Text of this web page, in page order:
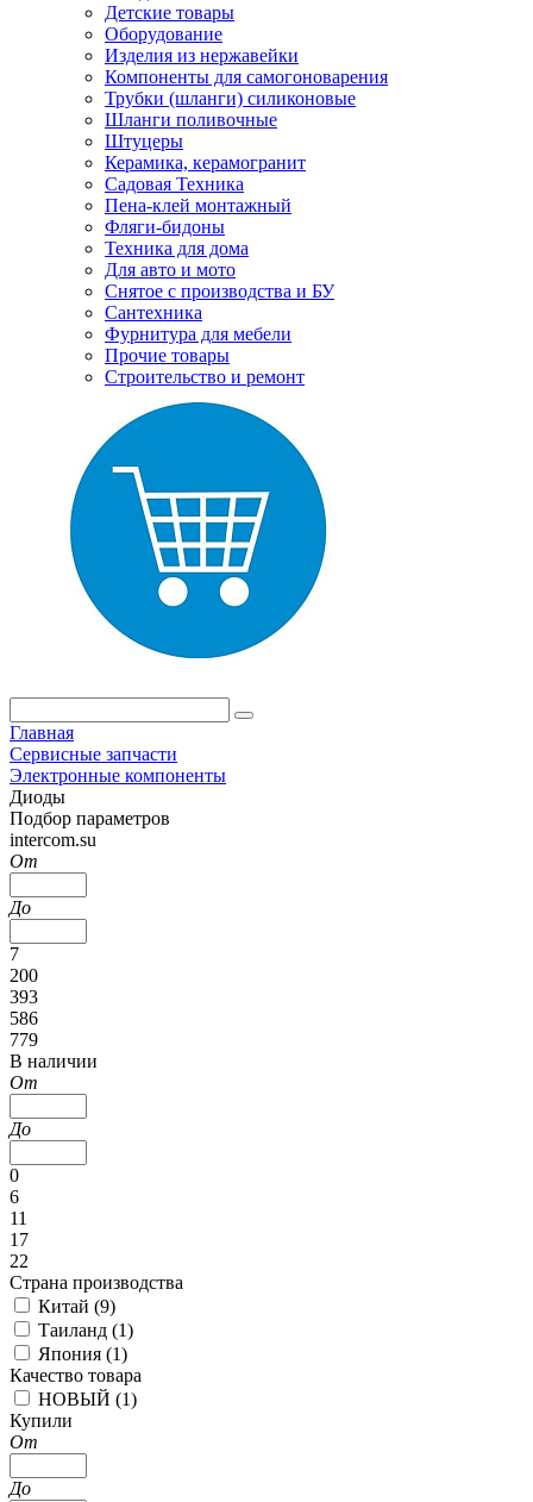
Детские товары
Оборудование
Изделия из нержавейки
Компоненты для самогоноварения
Трубки (шланги) силиконовые
Шланги поливочные
Штуцеры
Керамика, керамогранит
Садовая Техника
Пена-клей монтажный
Фляги-бидоны
Техника для дома
Для авто и мото
Снятое с производства и БУ
Сантехника
Фурнитура для мебели
Прочие товары
Строительство и ремонт
Главная
Сервисные запчасти
Электронные компоненты
Диоды
Подбор параметров
intercom.su
От
До
7
200
393
586
779
В наличии
От
До
0
6
11
17
22
Страна производства
Китай (9)
Таиланд (1)
Япония (1)
Качество товара
НОВЫЙ (1)
Купили
От
До